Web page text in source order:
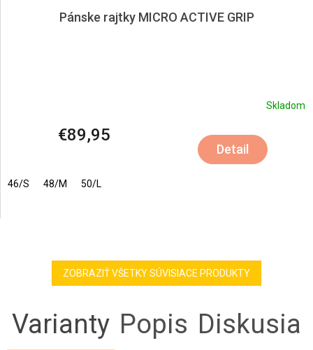
Pánske rajtky MICRO ACTIVE GRIP
Skladom
€89,95
Detail
46/S 48/M 50/L
ZOBRAZIŤ VŠETKY SÚVISIACE PRODUKTY
Varianty Popis Diskusia